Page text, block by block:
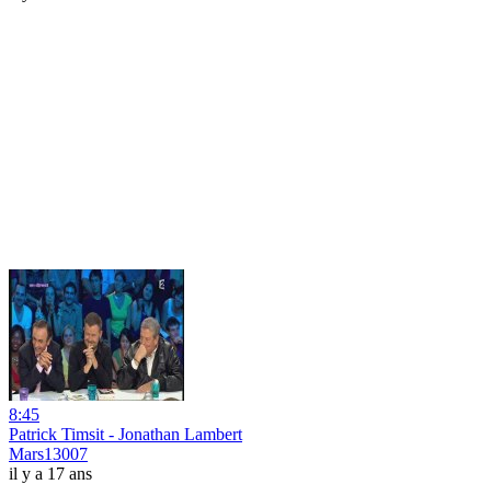
8:45
Patrick Timsit - Jonathan Lambert
Mars13007
il y a 17 ans